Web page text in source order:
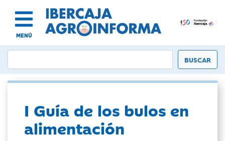
MENÚ
I Guía de los bulos en
alimentación